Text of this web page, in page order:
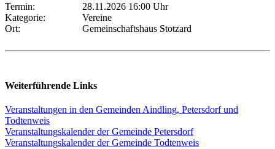
Termin:
28.11.2026 16:00 Uhr
Kategorie:
Vereine
Ort:
Gemeinschaftshaus Stotzard
Weiterführende Links
Veranstaltungen in den Gemeinden Aindling, Petersdorf und
Todtenweis
Veranstaltungskalender der Gemeinde Petersdorf
Veranstaltungskalender der Gemeinde Todtenweis